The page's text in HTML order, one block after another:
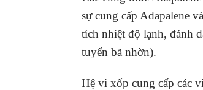
sự cung cấp Adapalene
tích nhiệt độ lạnh, đánh
tuyến bã nhờn).
Hệ vi xốp cung cấp các